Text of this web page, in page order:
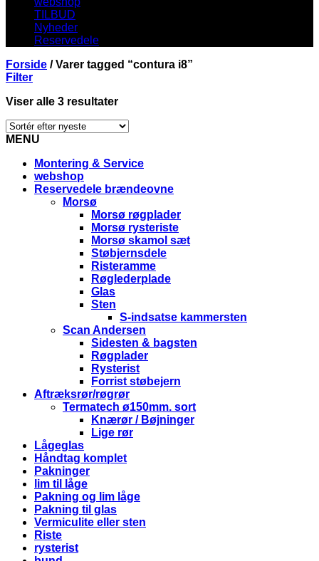
TILBUD
Nyheder
Reservedele
Forside /Varer tagged “contura i8”
Filter
Viser alle 3 resultater
MENU
Montering & Service
webshop
Reservedele brændeovne
Morsø
Morsø røgplader
Morsø rysteriste
Morsø skamol sæt
Støbjernsdele
Risteramme
Røglederplade
Glas
Sten
S-indsatse kammersten
Scan Andersen
Sidesten & bagsten
Røgplader
Rysterist
Forrist støbejern
Aftræksrør/røgrør
Termatech ø150mm. sort
Knærør / Bøjninger
Lige rør
Lågeglas
Håndtag komplet
Pakninger
lim til låge
Pakning og lim låge
Pakning til glas
Vermiculite eller sten
Riste
rysterist